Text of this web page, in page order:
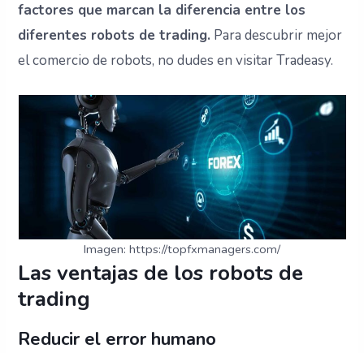
factores que marcan la diferencia entre los
diferentes robots de trading. Para descubrir mejor
el comercio de robots, no dudes en visitar Tradeasy.
Imagen: https://topfxmanagers.com/
Las ventajas de los robots de
trading
Reducir el error humano